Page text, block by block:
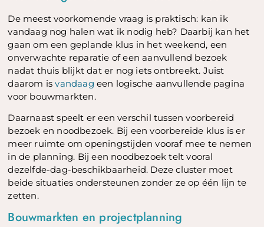
De meest voorkomende vraag is praktisch: kan ik
vandaag nog halen wat ik nodig heb? Daarbij kan het
gaan om een geplande klus in het weekend, een
onverwachte reparatie of een aanvullend bezoek
nadat thuis blijkt dat er nog iets ontbreekt. Juist
daarom isvandaag een logische aanvullende pagina
voor bouwmarkten.
Daarnaast speelt er een verschil tussen voorbereid
bezoek en noodbezoek. Bij een voorbereide klus is er
meer ruimte om openingstijden vooraf mee te nemen
in de planning. Bij een noodbezoek telt vooral
dezelfde-dag-beschikbaarheid. Deze cluster moet
beide situaties ondersteunen zonder ze op één lijn te
zetten.
Bouwmarkten en projectplanning